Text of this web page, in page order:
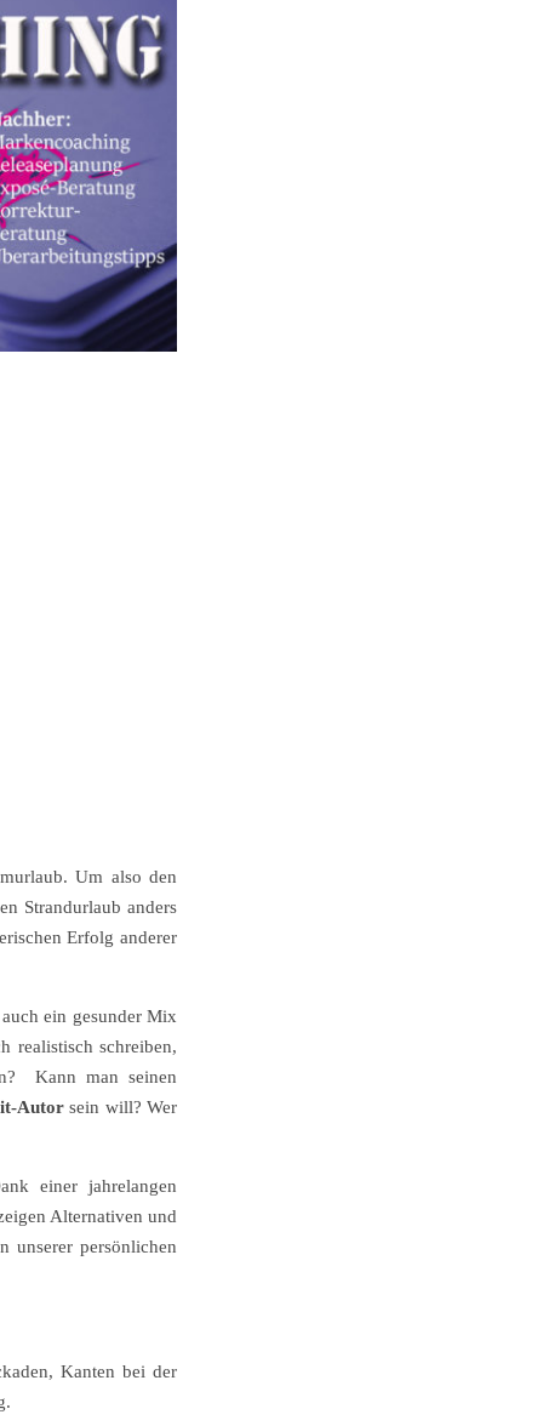
Um also den
Strandurlaub anders
Erfolg anderer
ein gesunder Mix
realistisch schreiben,
Kann man seinen
Autor sein will? Wer
einer jahrelangen
Alternativen und
unserer persönlichen
Kanten bei der